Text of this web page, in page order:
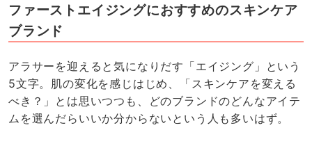
ファーストエイジングにおすすめのスキンケア
ブランド
アラサーを迎えると気になりだす「エイジング」という
5文字。肌の変化を感じはじめ、「スキンケアを変える
べき？」とは思いつつも、どのブランドのどんなアイテ
ムを選んだらいいか分からないという人も多いはず。